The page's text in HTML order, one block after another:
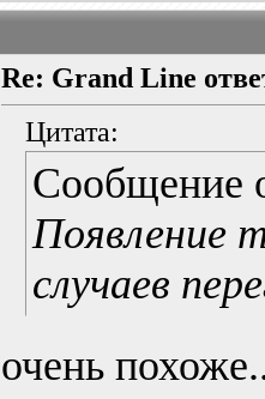
Re: Grand Line
Цитата:
Сообщение
Появление
случаев
очень